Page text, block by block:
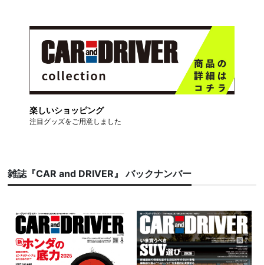
楽しいショッピング
注目グッズをご用意しました
雑誌『CAR and DRIVER』 バックナンバー